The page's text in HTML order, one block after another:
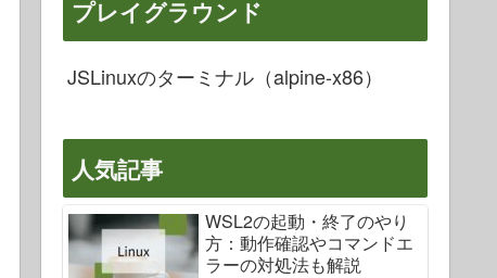
プレイグラウンド
JSLinuxのターミナル（alpine-x86）
人気記事
WSL2の起動・終了のやり
方：動作確認やコマンドエ
ラーの対処法も解説